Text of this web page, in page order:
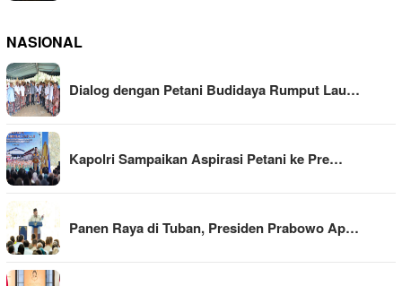
NASIONAL
Dialog dengan Petani Budidaya Rumput Lau…
Kapolri Sampaikan Aspirasi Petani ke Pre…
Panen Raya di Tuban, Presiden Prabowo Ap…